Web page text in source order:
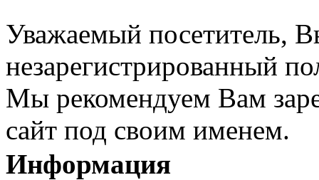
Уважаемый посетитель,
незарегистрированный
Мы рекомендуем Вам
сайт под своим именем.
Информация